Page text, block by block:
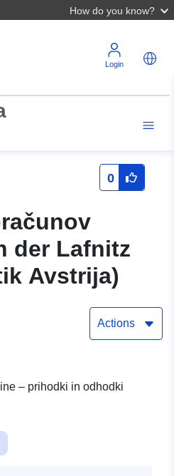
How do you know?
Login
0
der Lafnitz
Avstrija)
Actions
– prihodki in odhodki